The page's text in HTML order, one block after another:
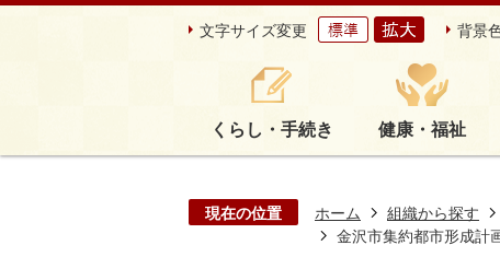
文字サイズ変更 背景
くらし・手続き 健康・福祉
現在の位置 ホーム 組織から探す
金沢市集約都市形成計